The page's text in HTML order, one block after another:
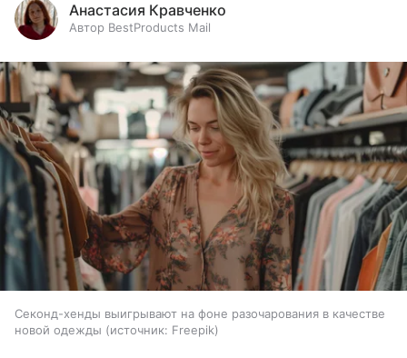
Анастасия Кравченко
Автор BestProducts Mail
Секонд-хенды выигрывают на фоне разочарования в качестве
новой одежды
источник: Freepik